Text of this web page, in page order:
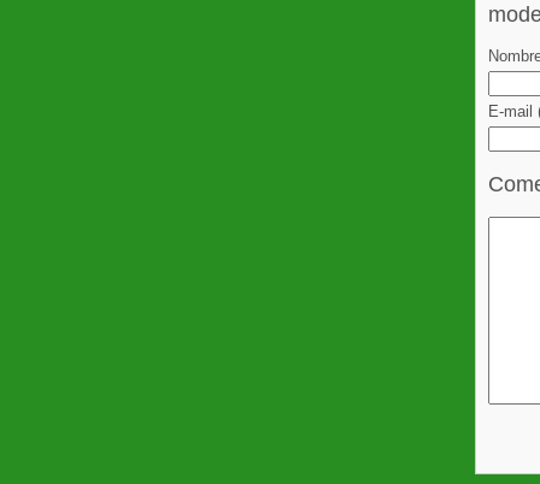
E-mail